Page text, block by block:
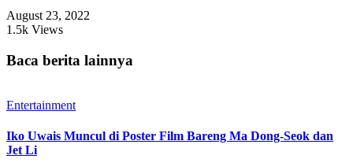
August 23, 2022
1.5k Views
Baca berita lainnya
Entertainment
Iko Uwais Muncul di Poster Film Bareng Ma Dong-Seok dan
Jet Li